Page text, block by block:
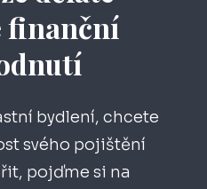
finanční
bydlení, chcete
svého pojištění
pojďme si na